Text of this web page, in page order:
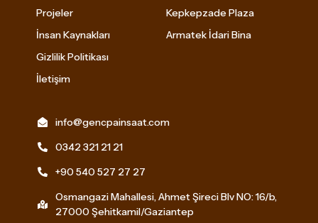
Projeler
İnsan Kaynakları
Gizlilik Politikası
İletişim
Kepkepzade Plaza
Armatek İdari Bina
info@gencpainsaat.com
0342 321 21 21
+90 540 527 27 27
Osmangazi Mahallesi, Ahmet Şireci Blv NO: 16/b,
27000 Şehitkamil/Gaziantep